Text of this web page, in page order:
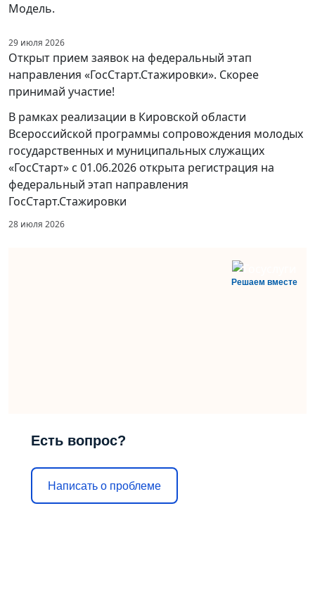
Модель.
29 июля 2026
Открыт прием заявок на федеральный этап
направления «ГосСтарт.Стажировки». Скорее
принимай участие!
В рамках реализации в Кировской области
Всероссийской программы сопровождения молодых
государственных и муниципальных служащих
«ГосСтарт» с 01.06.2026 открыта регистрация на
федеральный этап направления
ГосСтарт.Стажировки
28 июля 2026
Решаем вместе
Есть вопрос?
Написать о проблеме